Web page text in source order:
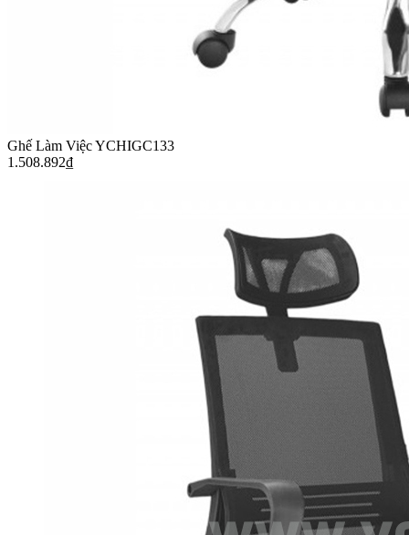
Ghế Làm Việc YCHIGC133
1.508.892₫